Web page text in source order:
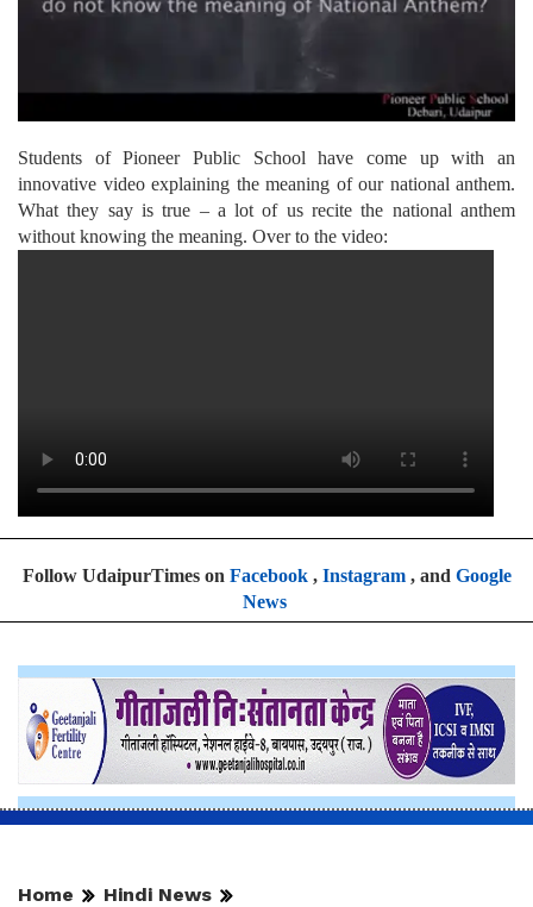
Students of Pioneer Public School have come up with an
innovative video explaining the meaning of our national anthem.
What they say is true – a lot of us recite the national anthem
without knowing the meaning. Over to the video:
Follow UdaipurTimes on Facebook, Instagram, and Google
News
Home Hindi News